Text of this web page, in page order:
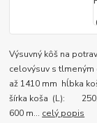
Výsuvný kôš na
celovýsuv s
až 1410 mm hĺbka
šírka koša (L): 250,
600 m... celý popis